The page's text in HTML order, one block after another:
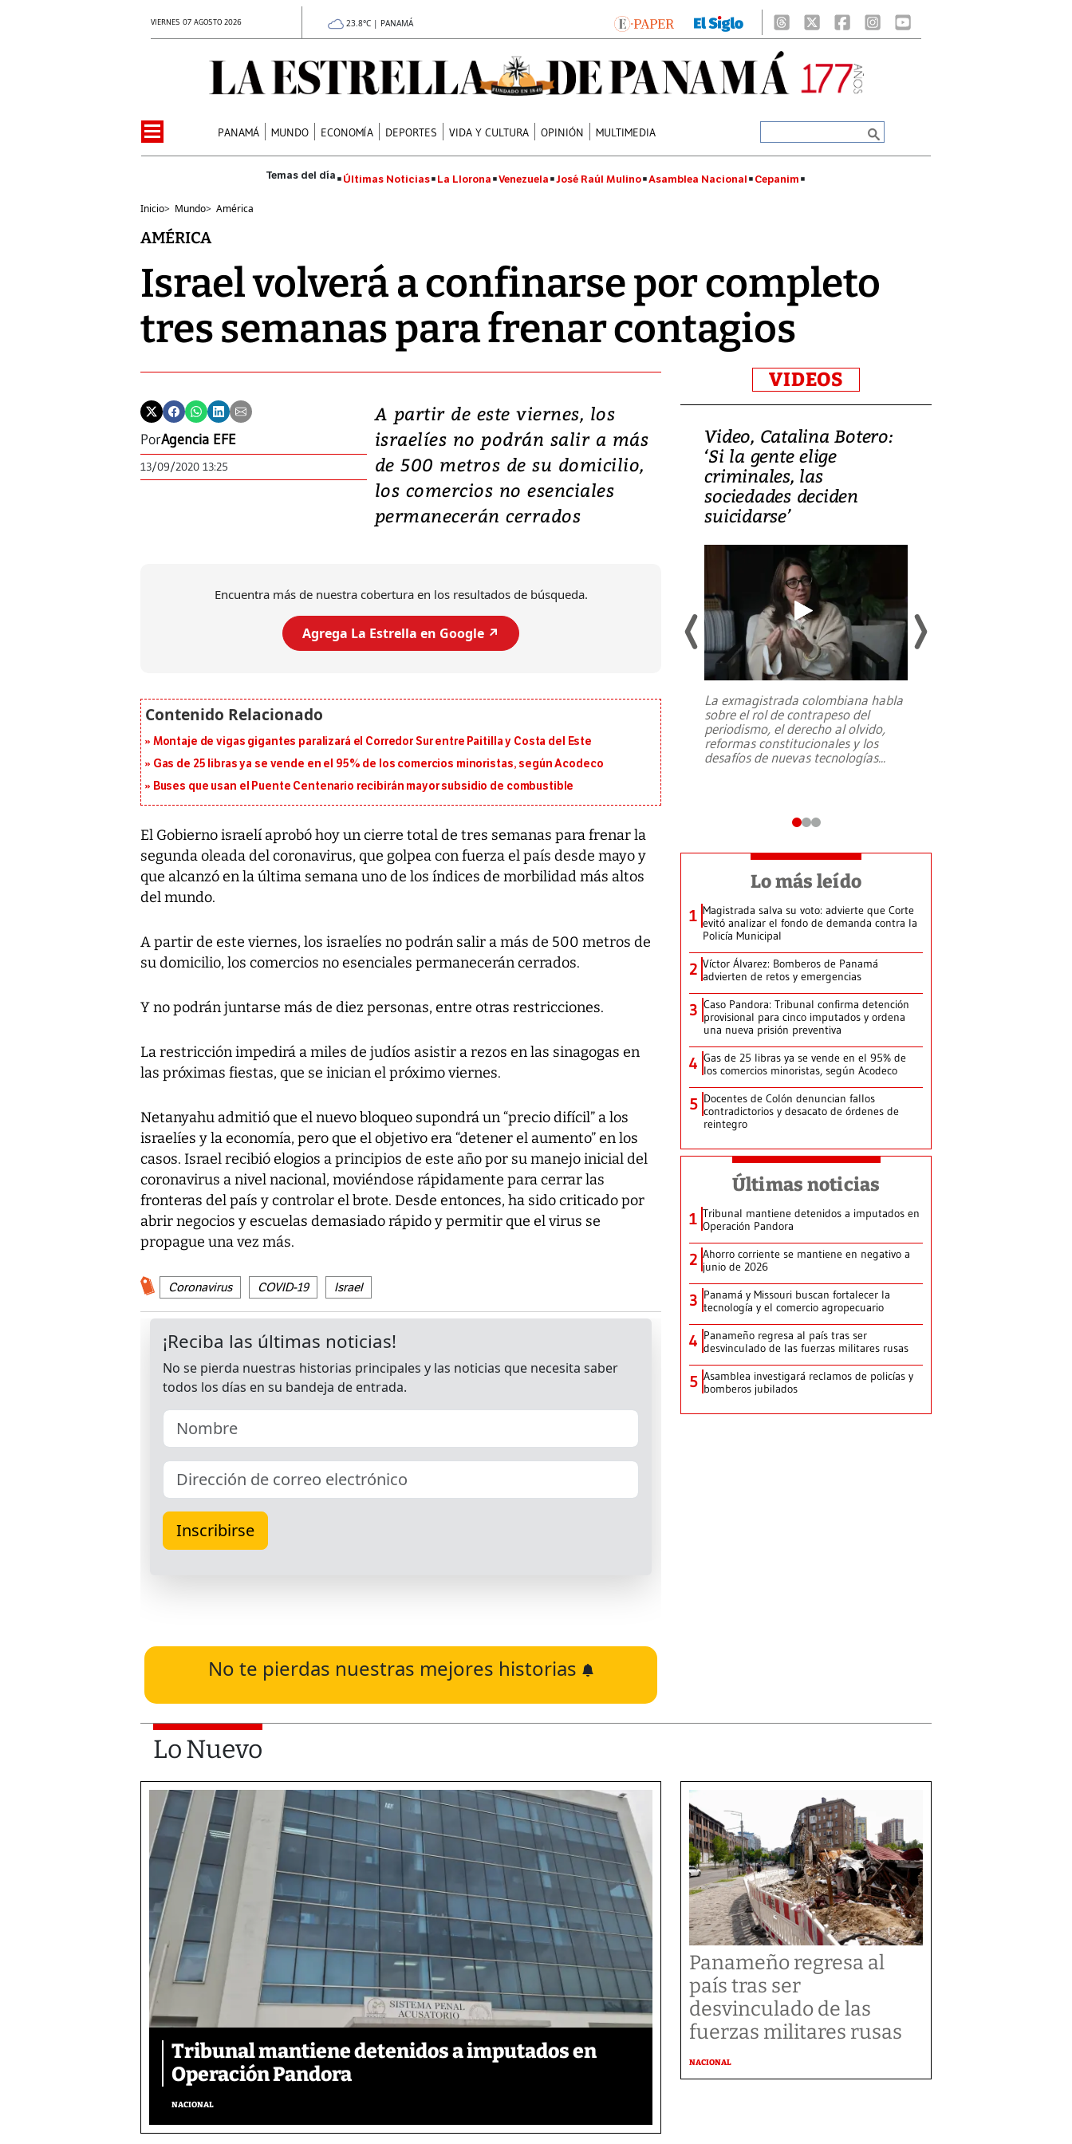
VIERNES 07 AGOSTO 2026 23.8°C | PANAMÁ
PANAMÁ MUNDO ECONOMÍA DEPORTES VIDA Y CULTURA OPINIÓN MULTIMEDIA
Últimas Noticias La Llorona Venezuela José Raúl Mulino Asamblea Nacional Cepanim
Inicio> Mundo> América
AMÉRICA
Israel volverá a confinarse por completo
tres semanas para frenar contagios
PorAgencia EFE
13/09/2020 13:25
A partir de este viernes, los
israelíes no podrán salir a más
de 500 metros de su domicilio,
los comercios no esenciales
permanecerán cerrados
Encuentra más de nuestra cobertura en los resultados de búsqueda.
Agrega La Estrella en Google ↗️
Montaje de vigas gigantes paralizará el Corredor Sur entre Paitilla y Costa del Este
Gas de 25 libras ya se vende en el 95% de los comercios minoristas, según Acodeco
Buses que usan el Puente Centenario recibirán mayor subsidio de combustible
El Gobierno israelí aprobó hoy un cierre total de tres semanas para frenar la
segunda oleada del coronavirus, que golpea con fuerza el país desde mayo y
que alcanzó en la última semana uno de los índices de morbilidad más altos
del mundo.
A partir de este viernes, los israelíes no podrán salir a más de 500 metros de
su domicilio, los comercios no esenciales permanecerán cerrados.
Y no podrán juntarse más de diez personas, entre otras restricciones.
La restricción impedirá a miles de judíos asistir a rezos en las sinagogas en
las próximas fiestas, que se inician el próximo viernes.
Netanyahu admitió que el nuevo bloqueo supondrá un “precio difícil” a los
israelíes y la economía, pero que el objetivo era “detener el aumento” en los
casos. Israel recibió elogios a principios de este año por su manejo inicial del
coronavirus a nivel nacional, moviéndose rápidamente para cerrar las
fronteras del país y controlar el brote. Desde entonces, ha sido criticado por
abrir negocios y escuelas demasiado rápido y permitir que el virus se
propague una vez más.
Coronavirus COVID-19 Israel
No te pierdas nuestras mejores historias
VIDEOS
Video, Japón: Terremoto
deja heridos y graves
daños en Kumamoto
al sur de Japón, provocando una
Video, Catalina Botero:
‘Si la gente elige
criminales, las
sociedades deciden
suicidarse’
La exmagistrada colombiana habla
sobre el rol de contrapeso del
periodismo, el derecho al olvido,
reformas constitucionales y los
desafíos de nuevas tecnologías...
Lo más leído
1 Magistrada salva su voto: advierte que Corte
evitó analizar el fondo de demanda contra la
Policía Municipal
2 Víctor Álvarez: Bomberos de Panamá
advierten de retos y emergencias
3 Caso Pandora: Tribunal confirma detención
provisional para cinco imputados y ordena
una nueva prisión preventiva
4 Gas de 25 libras ya se vende en el 95% de
los comercios minoristas, según Acodeco
5 Docentes de Colón denuncian fallos
contradictorios y desacato de órdenes de
reintegro
Últimas noticias
1 Tribunal mantiene detenidos a imputados en
Operación Pandora
2 Ahorro corriente se mantiene en negativo a
junio de 2026
3 Panamá y Missouri buscan fortalecer la
tecnología y el comercio agropecuario
4 Panameño regresa al país tras ser
desvinculado de las fuerzas militares rusas
5 Asamblea investigará reclamos de policías y
bomberos jubilados
Lo Nuevo
Tribunal mantiene detenidos a imputados en
Operación Pandora
NACIONAL
Panameño regresa al
país tras ser
desvinculado de las
fuerzas militares rusas
NACIONAL